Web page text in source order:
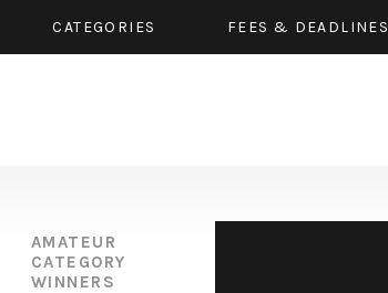
CATEGORIES FEES & DEADLINES
AMATEUR
CATEGORY
WINNERS